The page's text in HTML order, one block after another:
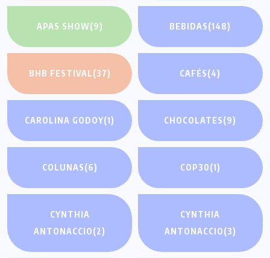
APAS SHOW(9) BEBIDAS(148)
BHB FESTIVAL(37) CAFÉS(4)
CAROLINA GODOY(1) CHOCOLATES(9)
COLUNAS(6) COP30(1)
CYNTHIA
ANTONACCIO(2)
CYNTHIA
ANTONACCIO(3)